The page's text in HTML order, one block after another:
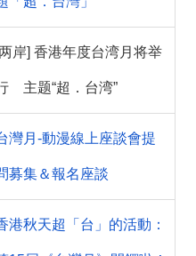
岸] 香港年度台湾月将举
主题“超．台湾”
灣月-動漫線上座談會提
募集＆報名座談
港秋天超「台」的活動：